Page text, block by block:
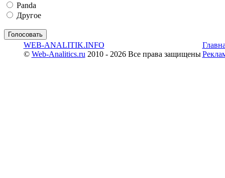
Panda
Другое
WEB-ANALITIK.INFO
© Web-Analitics.ru 2010 - 2026 Все права защищены